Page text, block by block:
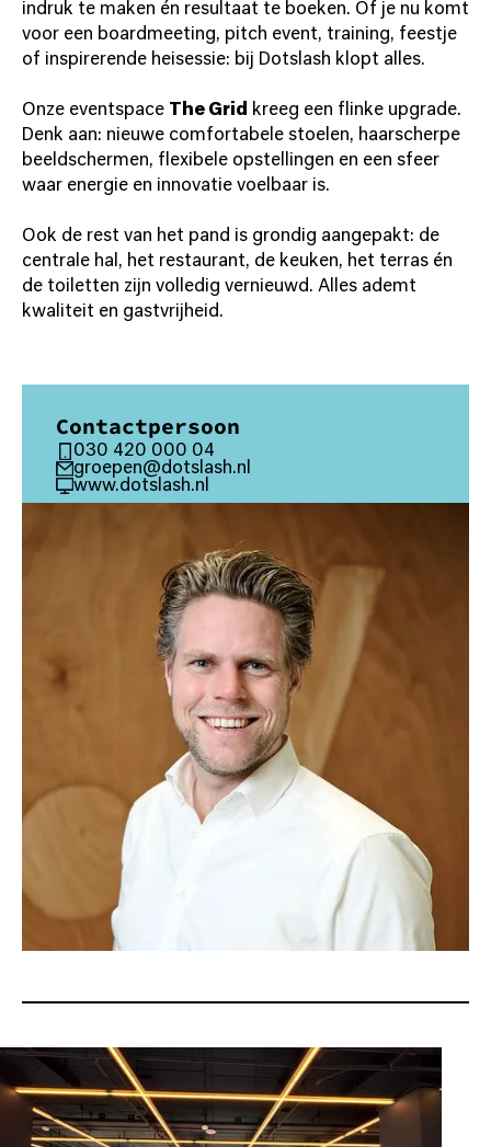
indruk te maken én resultaat te boeken. Of je nu komt
voor een boardmeeting, pitch event, training, feestje
of inspirerende heisessie: bij Dotslash klopt alles.
Onze eventspace The Grid kreeg een flinke upgrade.
Denk aan: nieuwe comfortabele stoelen, haarscherpe
beeldschermen, flexibele opstellingen en een sfeer
waar energie en innovatie voelbaar is.
Ook de rest van het pand is grondig aangepakt: de
centrale hal, het restaurant, de keuken, het terras én
de toiletten zijn volledig vernieuwd. Alles ademt
kwaliteit en gastvrijheid.
Contactpersoon
030 420 000 04
groepen@dotslash.nl
www.dotslash.nl